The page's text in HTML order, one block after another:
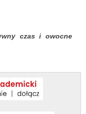
czas i owocne